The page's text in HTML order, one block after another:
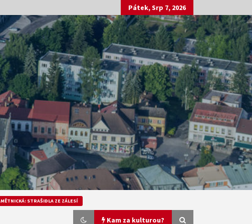
Pátek, Srp 7, 2026
STRAŠIDLA ZE ZÁLESÍ
Kam za kulturou?